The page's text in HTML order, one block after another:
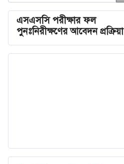
এসএসসি পরীক্ষার ফল
পুনঃনিরীক্ষণের আবেদন প্রক্রিয়া